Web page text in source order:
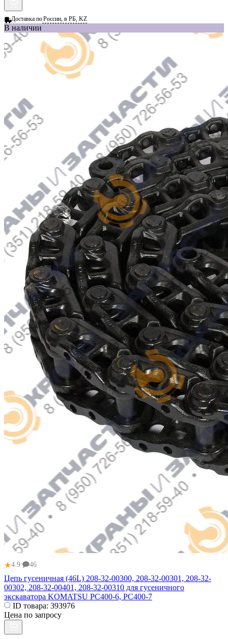
Доставка поРоссии, в РБ, KZ
В наличии
★4.9 46
Цепь гусеничная (46L) 208-32-00300, 208-32-00301, 208-32-
00302, 208-32-00401, 208-32-00310 для гусеничного
экскаватора KOMATSU PC400-6, PC400-7
ID товара: 393976
Цена по запросу